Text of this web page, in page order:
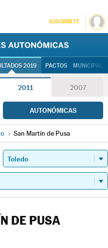
SUSCRÍBETE
2019 PACTOS
2011 2007
AUTONÓMICAS
» San Martín de Pusa
DE PUSA